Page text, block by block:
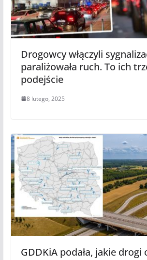
Drogowcy włączyli
paraliżowała ruch. To ich
podejście
8 lutego, 2025
GDDKiA podała, jakie drogi